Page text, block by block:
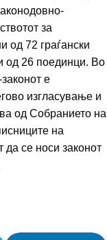
за
од 72 граѓански
од 26 поединци. Во
е
изгласување и
од Собранието на
на
да се носи законот